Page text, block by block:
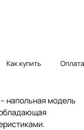
Как купить Оплата
напольная модель